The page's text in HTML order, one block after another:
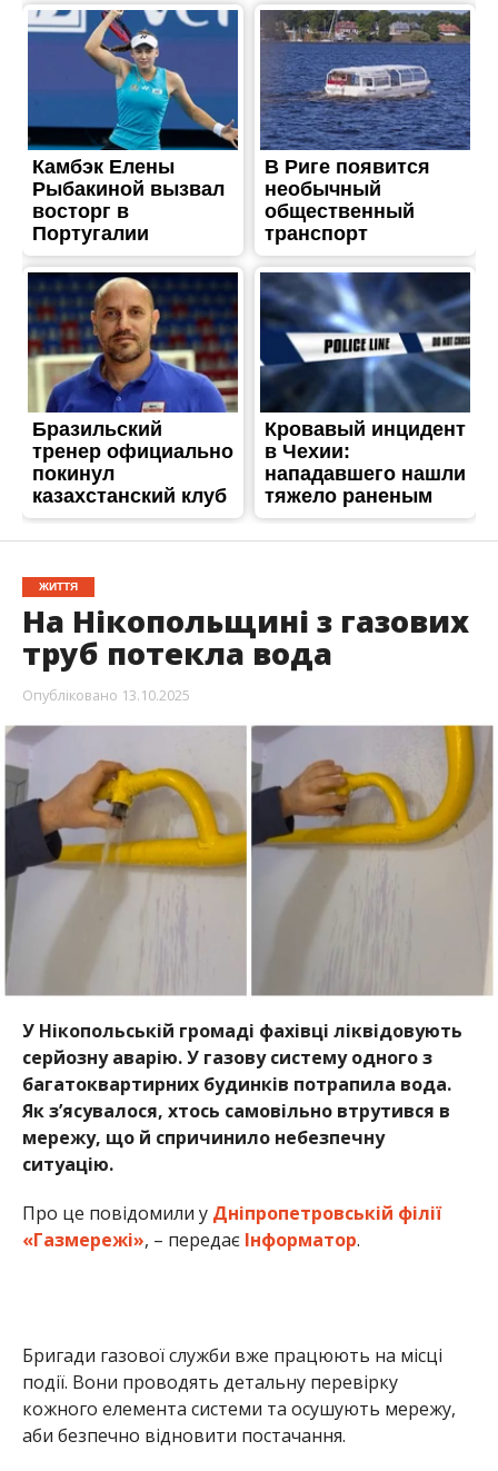
ЖИТТЯ
На Нікопольщині з газових
труб потекла вода
Опубліковано 13.10.2025
У Нікопольській громаді фахівці ліквідовують
серйозну аварію. У газову систему одного з
багатоквартирних будинків потрапила вода.
Як з’ясувалося, хтось самовільно втрутився в
мережу, що й спричинило небезпечну
ситуацію.
Про це повідомили у Дніпропетровській філії
«Газмережі», – передає Інформатор.
Бригади газової служби вже працюють на місці
події. Вони проводять детальну перевірку
кожного елемента системи та осушують мережу,
аби безпечно відновити постачання.